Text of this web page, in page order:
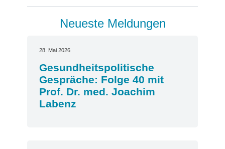
Neueste Meldungen
28. Mai 2026
Gesundheitspolitische
Gespräche: Folge 40 mit
Prof. Dr. med. Joachim
Labenz